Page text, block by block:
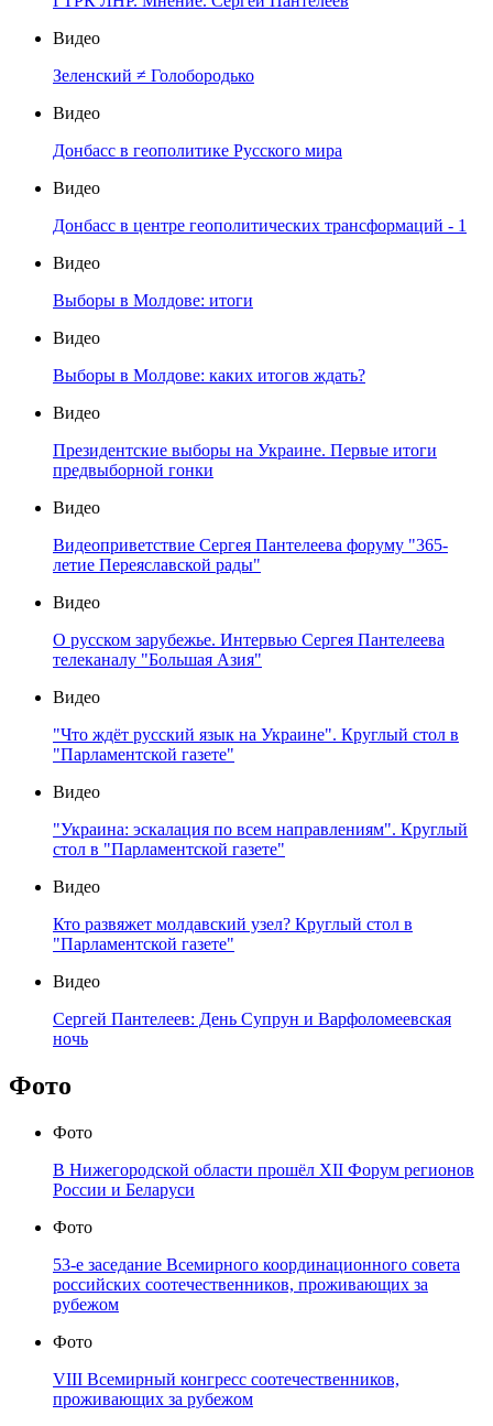
Видео
Зеленский ≠ Голобородько
Видео
Донбасс в геополитике Русского мира
Видео
Донбасс в центре геополитических трансформаций - 1
Видео
Выборы в Молдове: итоги
Видео
Выборы в Молдове: каких итогов ждать?
Видео
Президентские выборы на Украине. Первые итоги
предвыборной гонки
Видео
Видеоприветствие Сергея Пантелеева форуму "365-
летие Переяславской рады"
Видео
О русском зарубежье. Интервью Сергея Пантелеева
телеканалу "Большая Азия"
Видео
"Что ждёт русский язык на Украине". Круглый стол в
"Парламентской газете"
Видео
"Украина: эскалация по всем направлениям". Круглый
стол в "Парламентской газете"
Видео
Кто развяжет молдавский узел? Круглый стол в
"Парламентской газете"
Видео
Сергей Пантелеев: День Супрун и Варфоломеевская
ночь
Фото
Фото
В Нижегородской области прошёл XII Форум регионов
России и Беларуси
Фото
53-е заседание Всемирного координационного совета
российских соотечественников, проживающих за
рубежом
Фото
VIII Всемирный конгресс соотечественников,
проживающих за рубежом